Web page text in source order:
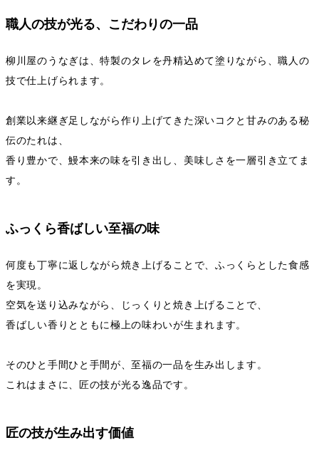
職人の技が光る、こだわりの一品
柳川屋のうなぎは、特製のタレを丹精込めて塗りながら、職人の
技で仕上げられます。
創業以来継ぎ足しながら作り上げてきた深いコクと甘みのある秘
伝のたれは、
香り豊かで、鰻本来の味を引き出し、美味しさを一層引き立てま
す。
ふっくら香ばしい至福の味
何度も丁寧に返しながら焼き上げることで、ふっくらとした食感
を実現。
空気を送り込みながら、じっくりと焼き上げることで、
香ばしい香りとともに極上の味わいが生まれます。
そのひと手間ひと手間が、至福の一品を生み出します。
これはまさに、匠の技が光る逸品です。
匠の技が生み出す価値